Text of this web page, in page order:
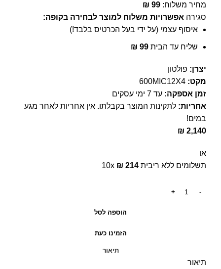
מחיר משלוח:
₪ 99
סגירה אפשרויות משלוח למוצר לבחירה בקופה:
איסוף עצמי (על ידי בעל הכרטיס בלבד!)
שליח עד הבית ₪ 99
יצרן: פולטון
מקט: 600MIC12X4
זמן אספקה: עד 7 ימי עסקים
אחריות: לתקינות המוצר בקבלתו. אין אחריות לאחר מגע
במים!
₪ 2,140
או
תשלומים ללא ריבית
₪ 214
הוספה לסל
הזמינו כעת
תיאור
תיאור